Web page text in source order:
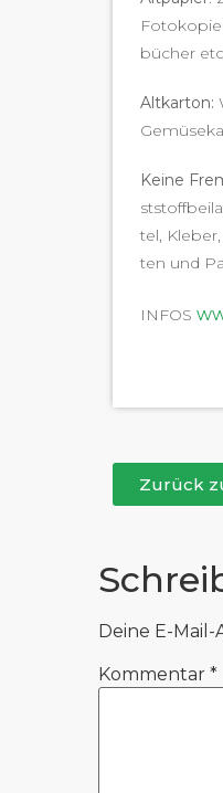
büch­er
Altkar­ton:
Keine
tel,
ten und
INFOS
Zurück
Deine E-
Kommentar *